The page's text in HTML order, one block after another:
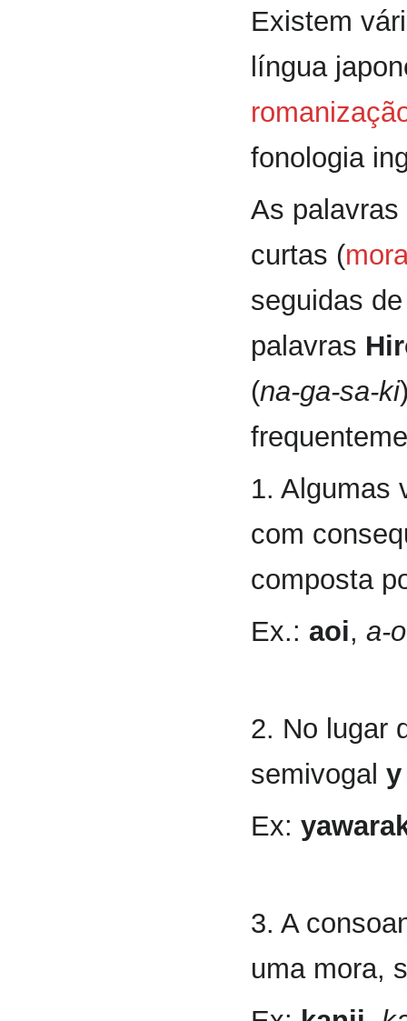
Existem
língua
fonologia
As
curtas (
seguidas
palavras
(na-ga-sa-ki
1. Algumas
com
composta
Ex.: aoi, a-
2. No lugar
semivogal y
Ex:
3. A
uma mora,